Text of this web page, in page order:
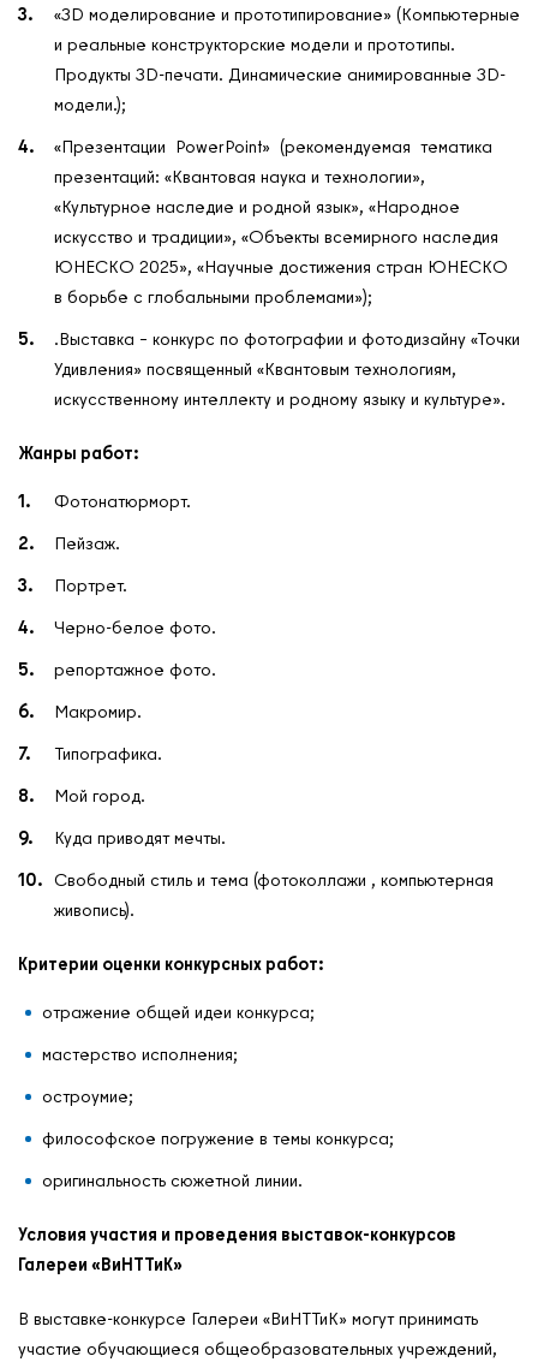
Новости
Международные дни
Кафедры ЮНЕСКО РФ
«3D моделирование и прототипирование» (Компьютерные
и реальные конструкторские модели и прототипы.
Продукты 3D-печати. Динамические анимированные 3D-
модели.);
«Презентации PowerPoint» (рекомендуемая тематика
презентаций: «Квантовая наука и технологии»,
«Культурное наследие и родной язык», «Народное
искусство и традиции», «Объекты всемирного наследия
ЮНЕСКО 2025», «Научные достижения стран ЮНЕСКО
в борьбе с глобальными проблемами»);
.Выставка – конкурс по фотографии и фотодизайну «Точки
Удивления» посвященный «Квантовым технологиям,
искусственному интеллекту и родному языку и культуре».
Жанры работ:
Фотонатюрморт.
Пейзаж.
Портрет.
Черно-белое фото.
репортажное фото.
Макромир.
Типографика.
Мой город.
Куда приводят мечты.
Свободный стиль и тема (фотоколлажи , компьютерная
живопись).
Критерии оценки конкурсных работ:
отражение общей идеи конкурса;
мастерство исполнения;
остроумие;
философское погружение в темы конкурса;
оригинальность сюжетной линии.
Условия участия и проведения выставок-конкурсов
Галереи «ВиНТТиК»
В выставке-конкурсе Галереи «ВиНТТиК» могут принимать
участие обучающиеся общеобразовательных учреждений,